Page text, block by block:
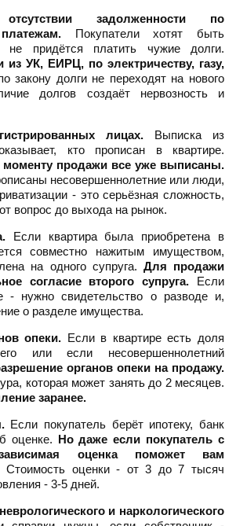
задолженности по
Покупатели хотят быть
придётся платить чужие долги.
из УК, ЕИРЦ, по электричеству, газу,
закону долги не переходят на нового
долгов создаёт нервозность и
лицах. Выписка из
кто прописан в квартире.
моменту продажи все уже выписаны.
несовершеннолетние или люди,
- это серьёзная сложность,
вопрос до выхода на рынок.
Если квартира была приобретена в
совместно нажитым имуществом,
на одного супруга. Для продажи
согласие второго супруга. Если
- нужно свидетельство о разводе и,
о разделе имущества.
опеки. Если в квартире есть доля
или если несовершеннолетний
органов опеки на продажу.
которая может занять до 2 месяцев.
заранее.
Если покупатель берёт ипотеку, банк
оценке. Но даже если покупатель с
оценка поможет вам
Стоимость оценки - от 3 до 7 тысяч
- 3-5 дней.
и наркологического